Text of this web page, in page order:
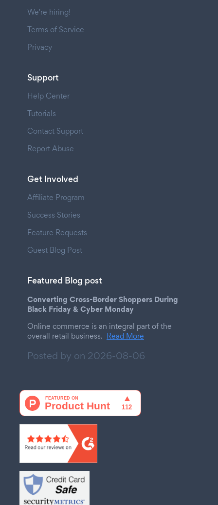
We're hiring!
Terms of Service
Privacy
Support
Help Center
Tutorials
Contact Support
Report Abuse
Get Involved
Affiliate Program
Success Stories
Feature Requests
Guest Blog Post
Featured Blog post
Converting Cross-Border Shoppers During
Black Friday & Cyber Monday
Online commerce is an integral part of the
overall retail business. Read More
Posted by on 2026-08-06